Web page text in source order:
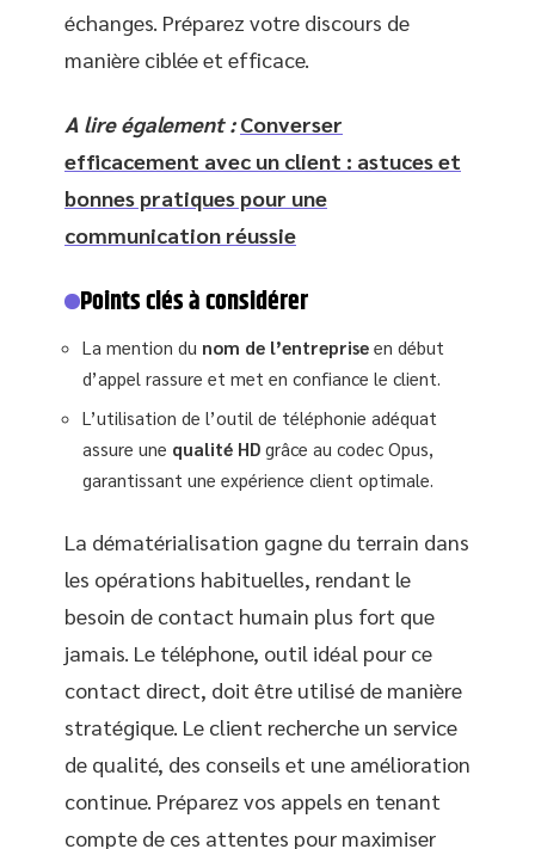
échanges. Préparez votre discours de
manière ciblée et efficace.
A lire également : Converser
efficacement avec un client : astuces et
bonnes pratiques pour une
communication réussie
Points clés à considérer
La mention du nom de l’entreprise en début
d’appel rassure et met en confiance le client.
L’utilisation de l’outil de téléphonie adéquat
assure une qualité HD grâce au codec Opus,
garantissant une expérience client optimale.
La dématérialisation gagne du terrain dans
les opérations habituelles, rendant le
besoin de contact humain plus fort que
jamais. Le téléphone, outil idéal pour ce
contact direct, doit être utilisé de manière
stratégique. Le client recherche un service
de qualité, des conseils et une amélioration
continue. Préparez vos appels en tenant
compte de ces attentes pour maximiser